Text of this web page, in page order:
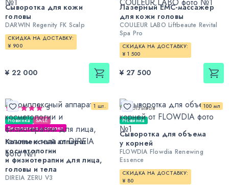
Сыворотка для кожи
головы
DARWIN Regenity FK Scalp
СКИДКА НА ДОСТАВКУ:
¥ 900
¥ 22 000
Лазерный ЕМС-массажер
для кожи головы
COULEUR LABO Liftbeaute Revital
Spa Pro
СКИДКА НА ДОСТАВКУ:
¥ 1 500
¥ 27 500
1 шт.
5
Новинка
SALE
Бесплатная доставка
Комплексный аппарат
косметологии
и физиотерапии для лица,
головы и тела
DIREIA ZERU V3
100 мл
Нет отзывов
Новинка
Сыворотка для объема
у корней
FLOWDIA Flowdia Renewing
Essence
СКИДКА НА ДОСТАВКУ:
¥ 80